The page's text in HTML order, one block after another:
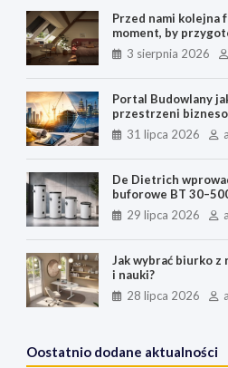
b
o
o
k
r
e
t
n
e
r
s
A
p
l
e
Przed nami kolejna
moment, by
temperatury
3 sierpnia 2026
Portal Budowlany
przestrzeni
budowlanych,
31 lipca 2026
De Dietrich
buforowe BT
pomp ciepła
29 lipca 2026
Jak wybrać biurko z
i nauki?
28 lipca 2026
Oostatnio dodane aktualności